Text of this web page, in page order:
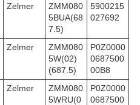
Zelmer
ZMM080
5BUA(68
7.5)
5900215
027692
Zelmer
ZMM080
5W(02)
(687.5)
P0Z0000
0687500
00B8
Zelmer
ZMM080
5WRU(0
P0Z0000
0687500